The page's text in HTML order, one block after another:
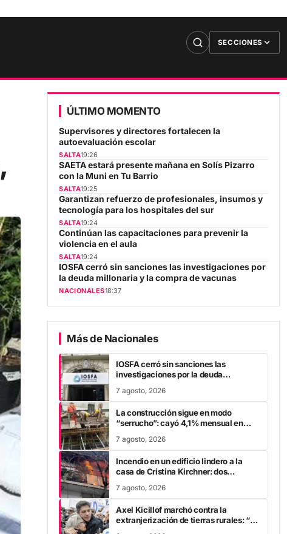
ÚLTIMO MOMENTO
autoevaluación escolar
SALTA19:26
SAETA estará presente mañana en Solís Pizarro
con la Muni en Tu Barrio
SALTA19:25
Garantizan refuerzo de profesionales, insumos y
tecnología para los hospitales del sur
SALTA19:24
Continúan las capacitaciones para prevenir la
violencia en el aula
SALTA19:24
IOSFA cerró sin sanciones las investigaciones por
la deuda millonaria y la compra de vacunas
NACIONALES18:37
Más de Nacionales
IOSFA cerró sin sanciones las
investigaciones por la deuda
millonaria y la compra de vacunas
La construcción sigue en modo
“serrucho”: cayó 4,1% mensual en
junio y anoto su cuarta baja en el año
Incendio en un edificio lindero a la
casa de Cristina Kirchner: dos
personas fueron trasladadas por
inhalación de humo
Axel Kicillof marchó contra la
extranjerización de tierras rurales: “A
Javier Milei se le cae la careta”